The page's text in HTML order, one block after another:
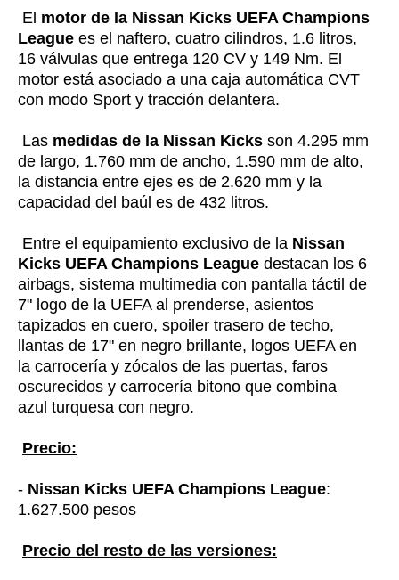
El motor de la Nissan Kicks UEFA Champions
League es el naftero, cuatro cilindros, 1.6 litros,
16 válvulas que entrega 120 CV y 149 Nm. El
motor está asociado a una caja automática CVT
con modo Sport y tracción delantera.
Las medidas de la Nissan Kicks son 4.295 mm
de largo, 1.760 mm de ancho, 1.590 mm de alto,
la distancia entre ejes es de 2.620 mm y la
capacidad del baúl es de 432 litros.
Entre el equipamiento exclusivo de la Nissan
Kicks UEFA Champions League destacan los 6
airbags, sistema multimedia con pantalla táctil de
7" logo de la UEFA al prenderse, asientos
tapizados en cuero, spoiler trasero de techo,
llantas de 17" en negro brillante, logos UEFA en
la carrocería y zócalos de las puertas, faros
oscurecidos y carrocería bitono que combina
azul turquesa con negro.
Precio:
- Nissan Kicks UEFA Champions League:
1.627.500 pesos
Precio del resto de las versiones: